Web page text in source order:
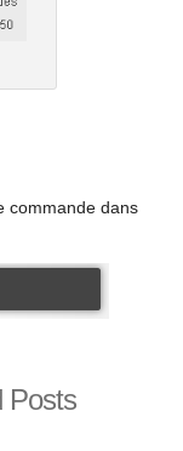
commande dans
Posts